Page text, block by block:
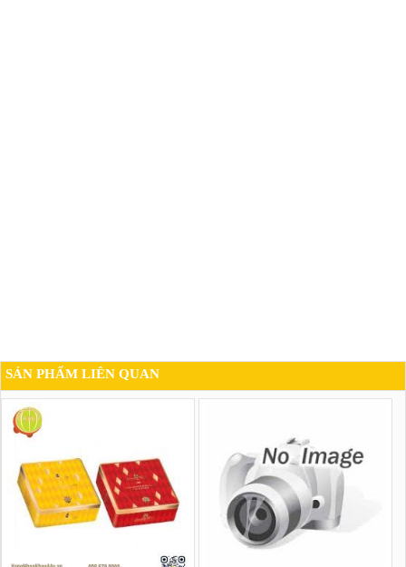
SẢN PHẨM LIÊN QUAN